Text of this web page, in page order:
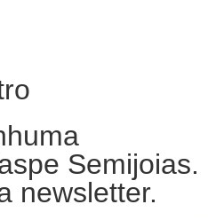
Semijoias.
newsletter.